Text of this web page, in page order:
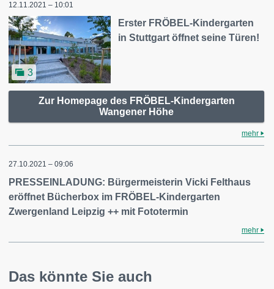
12.11.2021 – 10:01
3
Erster FRÖBEL-Kindergarten
in Stuttgart öffnet seine Türen!
Zur Homepage des FRÖBEL-Kindergarten
Wangener Höhe
mehr
27.10.2021 – 09:06
PRESSEINLADUNG: Bürgermeisterin Vicki Felthaus
eröffnet Bücherbox im FRÖBEL-Kindergarten
Zwergenland Leipzig ++ mit Fototermin
mehr
Das könnte Sie auch